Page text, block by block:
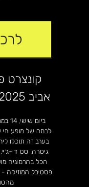
קונצרט
אביב 2025 גני התערוכה פורים
לבמה של מופע חי
בערב זה תוכלו
גיטרה, סט די-
הכל בהרמוניה
פסטיבל המוזיקה -